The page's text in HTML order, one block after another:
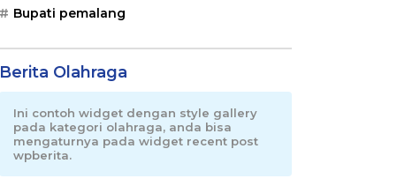
Bupati pemalang
Berita Olahraga
Ini contoh widget dengan style gallery
pada kategori olahraga, anda bisa
mengaturnya pada widget recent post
wpberita.